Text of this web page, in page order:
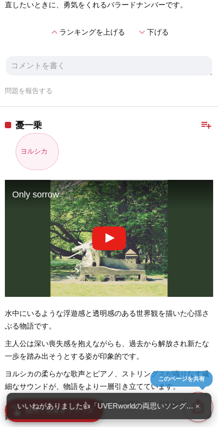
直したいときに、勇気をくれるバラードナンバーです。
expand_lessランキングを上げる expand_more下げる
問題を報告する
playlist_add
憂一乗
ヨルシカ
Only sorrow
水中にいるような浮遊感と透明感のある世界観を描いた心揺さ
ぶる物語です。
主人公は深い喪失感を抱えながらも、過去から解放され新たな
一歩を踏み出そうとする姿が印象的です。
ヨルシカの柔らかな歌声とピアノ、ストリングスが織りなす繊
細なサウンドが、物語をより一層引き立てています。
この意欲作は2019年8月に発売されたアルバム『エルマ』に収
録されました。
ios_share
このページを共有
swipe 指先で音楽をブラウズ
いいねがありました👍「UVERworldの両思いソング・人気曲
×